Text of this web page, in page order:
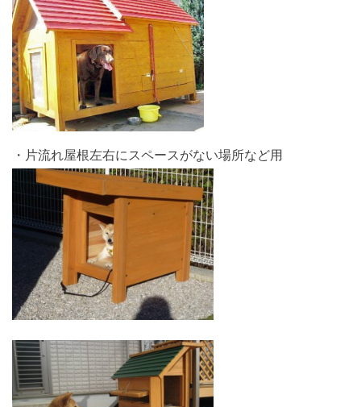
・片流れ屋根左右にスペースがない場所など用